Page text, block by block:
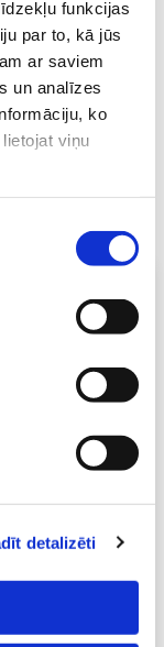
funkcijas
par to, kā jūs
ar saviem
un analīzes
ko
viņu
detalizēti
ar